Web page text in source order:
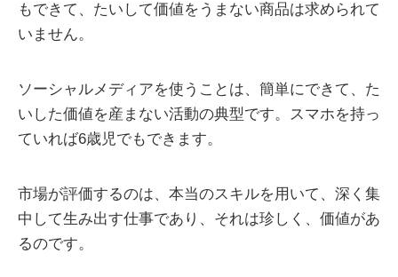
もできて、たいして価値をうまない商品は求められて
いません。
ソーシャルメディアを使うことは、簡単にできて、た
いした価値を産まない活動の典型です。スマホを持っ
ていれば6歳児でもできます。
市場が評価するのは、本当のスキルを用いて、深く集
中して生み出す仕事であり、それは珍しく、価値があ
るのです。